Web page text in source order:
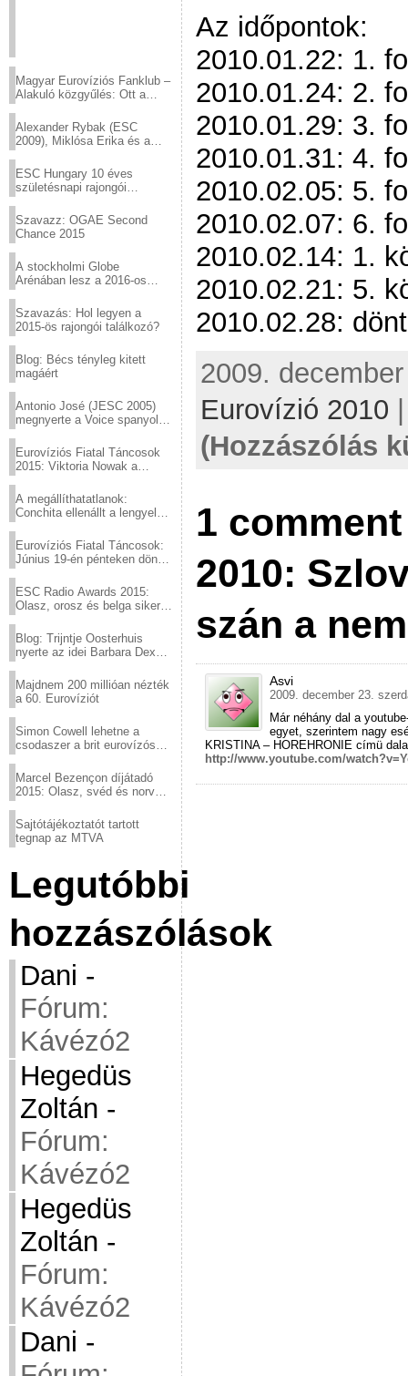
Magyar Eurovíziós Fanklub –
Alakuló közgyűlés: Ott a
Alexander Rybak (ESC
2009), Miklósa Erika és a
sztárjai a Margitszigeten
ESC Hungary 10 éves
születésnapi rajongói
Szavazz: OGAE Second
Chance 2015
A stockholmi Globe
Arénában lesz a 2016-os
Szavazás: Hol legyen a
2015-ös rajongói találkozó?
Blog: Bécs tényleg kitett
magáért
Antonio José (JESC 2005)
megnyerte a Voice spanyol
Eurovíziós Fiatal Táncosok
2015: Viktoria Nowak a
A megállíthatatlanok:
Conchita ellenállt a lengyel
Eurovíziós Fiatal Táncosok:
Június 19-én pénteken döntő
ESC Radio Awards 2015:
Olasz, orosz és belga siker,
Blog: Trijntje Oosterhuis
nyerte az idei Barbara Dex
Majdnem 200 millióan nézték
a 60. Eurovíziót
Simon Cowell lehetne a
csodaszer a brit eurovízós
Marcel Bezençon díjátadó
2015: Olasz, svéd és norvég
Sajtótájékoztatót tartott
tegnap az MTVA
Legutóbbi
hozzászólások
Dani -
Fórum:
Kávézó2
Hegedüs
Zoltán -
Fórum:
Kávézó2
Hegedüs
Zoltán -
Fórum:
Kávézó2
Dani -
Az időpontok:
2010.01.22: 1.
2010.01.24: 2.
2010.01.29: 3.
2010.01.31: 4.
2010.02.05: 5.
2010.02.07: 6.
2010.02.14: 1.
2010.02.21: 5.
2010.02.28:
2009.
Eurovízió 2010
(Hozzászólás
1
2010:
szán a
Asvi
2009. december 23.
Már néhány dal a
egyet, szerintem nagy
KRISTINA – HOREHRONIE címü
http://www.youtube.com/